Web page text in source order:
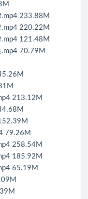
233.88M
220.22M
121.48M
70.79M
213.12M
79.26M
258.54M
185.92M
65.19M